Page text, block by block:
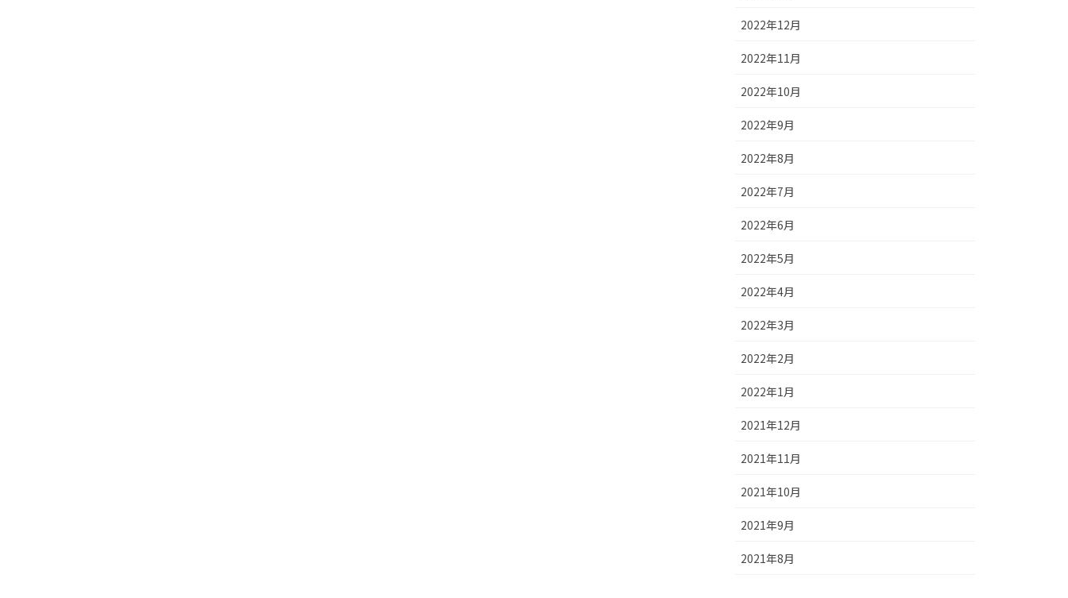
2022年12月
2022年11月
2022年10月
2022年9月
2022年8月
2022年7月
2022年6月
2022年5月
2022年4月
2022年3月
2022年2月
2022年1月
2021年12月
2021年11月
2021年10月
2021年9月
2021年8月